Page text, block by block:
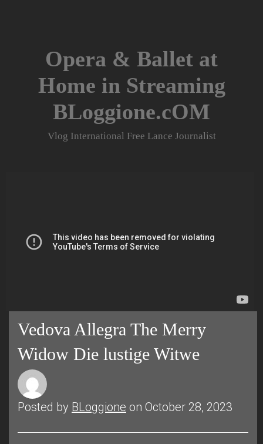
Opera & Ballet at
Home in Streaming
BLoggione.cOM
Vlog International Free Lance Journalist
Vedova Allegra The Merry
Widow Die lustige Witwe
Posted by BLoggione on October 28, 2023